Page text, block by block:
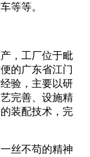
等等。
，工厂位于毗
的广东省江门
验，主要以研
完善、设施精
装配技术，完
丝不苟的精神